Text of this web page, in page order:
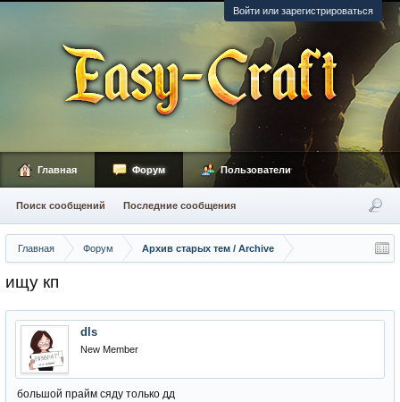
Войти или зарегистрироваться
Главная Форум Архив старых тем / Archive
ищу кп
dls
New Member
большой прайм сяду только дд
Главная Форум
Поиск сообщений Последние сообщения
Пользователи